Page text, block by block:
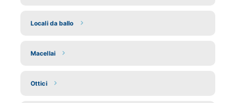
Locali da ballo
Macellai
Ottici